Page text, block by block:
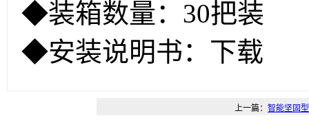
◆装箱数量：30把装
◆安装说明书：下载
上一篇： 智能坚固